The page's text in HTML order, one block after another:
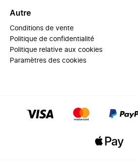
Autre
Conditions de vente
Politique de confidentialité
Politique relative aux cookies
Paramètres des cookies